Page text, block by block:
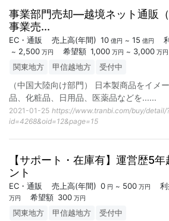
事業部門売却―越境ネット通販
事業売...
EC・通販 売上高(年間) 10 億円 ~ 15 億円
~ 2,500 万円 希望額 1,000 万円 ~ 3,000 万円
関東地方 甲信越地方 受付中
（中国大陸向け部門） 日本製商品をイメ
品、化粧品、日用品、医薬品などを......
2021-01-25 https://www.tranbi.com/buy/detail/
id=4268&oid=12&page=15
【サポート・在庫有】運営歴5
ント
EC・通販 売上高(年間) 0 円 ~ 500 万円
万円 希望額 300 万円
関東地方 甲信越地方 受付中